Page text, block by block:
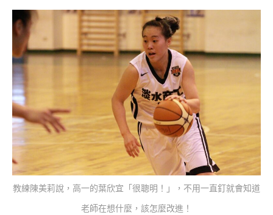
教練陳美莉說，高一的葉欣宜「很聰明！」，不用一直釘就會知道
老師在想什麼，該怎麼改進！